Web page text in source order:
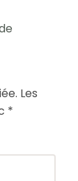
Les
*